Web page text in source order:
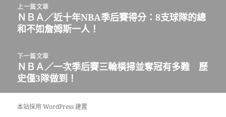
上一篇文章
上
一
文
章:
ＮＢＡ／近十年NBA季后賽得分：8支球隊的總
和不如詹姆斯一人！
下一篇文章
下
一
篇
文
ＮＢＡ／一次季后賽三輪橫掃並奪冠有多難 歷
史僅3隊做到！
本站採用 WordPress 建置